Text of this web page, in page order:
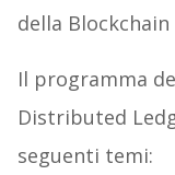
della
Il programma
Distributed
seguenti temi: